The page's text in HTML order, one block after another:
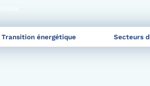
Transition énergétique Secteurs